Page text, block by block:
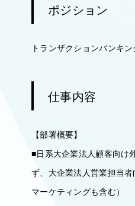
ポジション
トランザクションバンキ
仕事内容
【部署概要】
■日系大企業法人顧客向け
ず、大企業法人営業担当
マーケティングも含む）